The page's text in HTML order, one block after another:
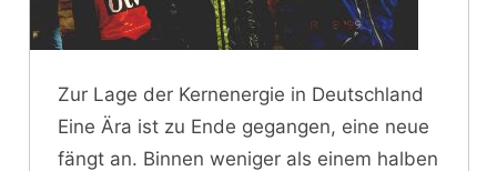
Zur Lage der Kernenergie in Deutschland
Eine Ära ist zu Ende gegangen, eine neue
fängt an. Binnen weniger als einem halben